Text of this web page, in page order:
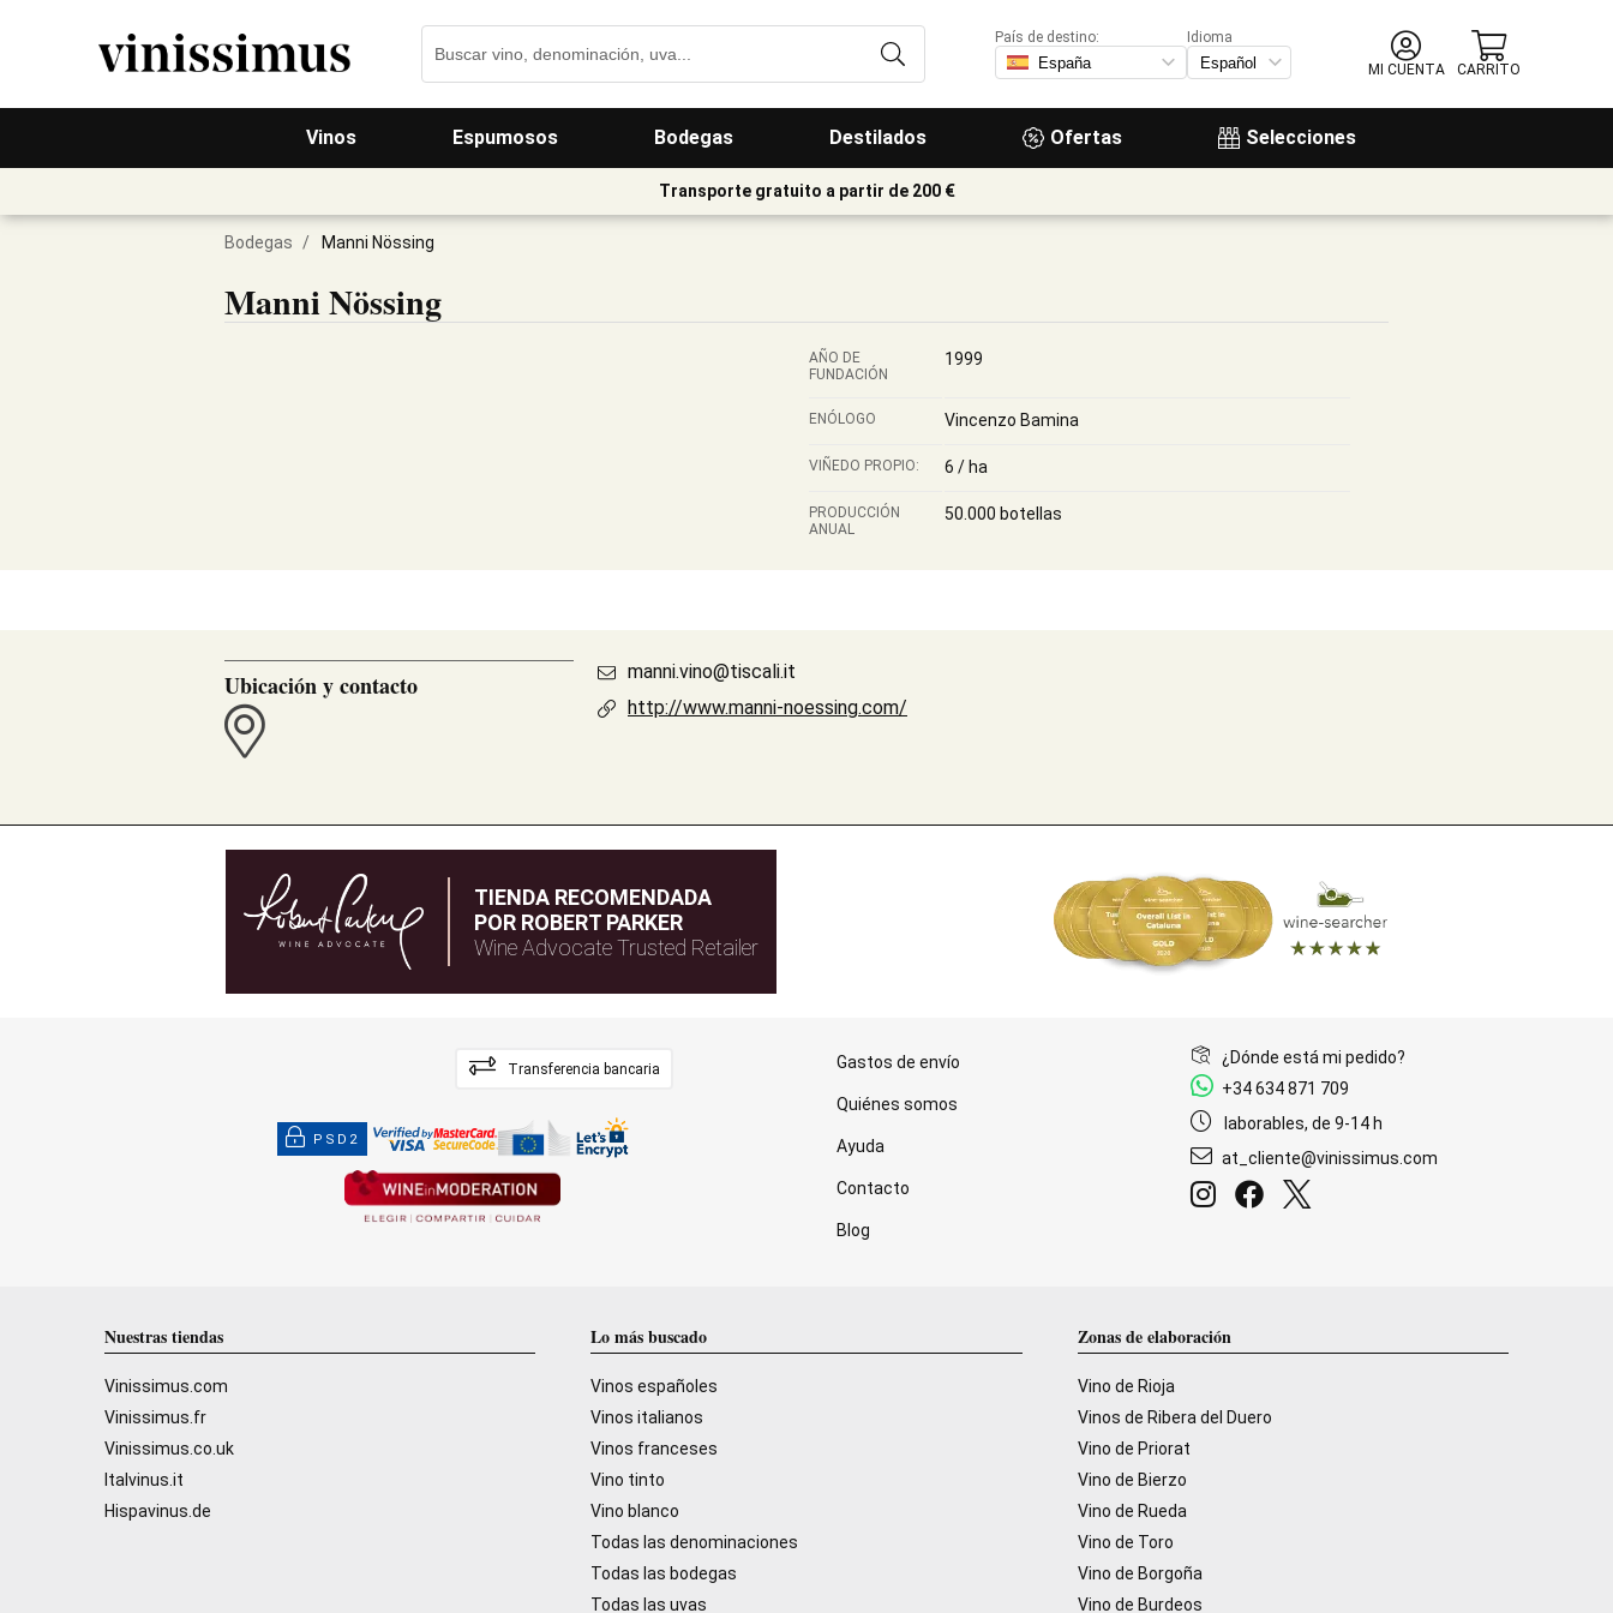
Vinos Espumosos Bodegas Destilados Ofertas Selecciones
País de destino:
Idioma
MI CUENTA
CARRITO
Transporte gratuito a partir de 200 €
Bodegas / Manni Nössing
Manni Nössing
AÑO DE
FUNDACIÓN
1999
ENÓLOGO Vincenzo Bamina
VIÑEDO PROPIO: 6 / ha
PRODUCCIÓN
ANUAL
50.000 botellas
Ubicación y contacto
manni.vino@tiscali.it
http://www.manni-noessing.com/
TIENDA RECOMENDADA
POR ROBERT PARKER
Wine Advocate Trusted Retailer
Transferencia bancaria
PSD2
Gastos de envío
Quiénes somos
Ayuda
Contacto
Blog
¿Dónde está mi pedido?
+34 634 871 709
laborables, de 9-14 h
at_cliente@vinissimus.com
Nuestras tiendas
Vinissimus.com
Vinissimus.fr
Vinissimus.co.uk
Italvinus.it
Hispavinus.de
Lo más buscado
Vinos españoles
Vinos italianos
Vinos franceses
Vino tinto
Vino blanco
Todas las denominaciones
Todas las bodegas
Todas las uvas
Zonas de elaboración
Vino de Rioja
Vinos de Ribera del Duero
Vino de Priorat
Vino de Bierzo
Vino de Rueda
Vino de Toro
Vino de Borgoña
Vino de Burdeos